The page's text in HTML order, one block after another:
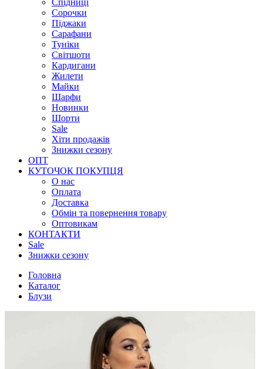
Спідниці
Сорочки
Піджаки
Сарафани
Туніки
Світшоти
Кардигани
Жилети
Майки
Шарфи
Новинки
Шорти
Sale
Хіти продажів
Знижки сезону
ОПТ
КУТОЧОК ПОКУПЦЯ
О нас
Оплата
Доставка
Обмін та повернення товару
Оптовикам
КОНТАКТИ
Sale
Знижки сезону
Головна
Каталог
Блузи